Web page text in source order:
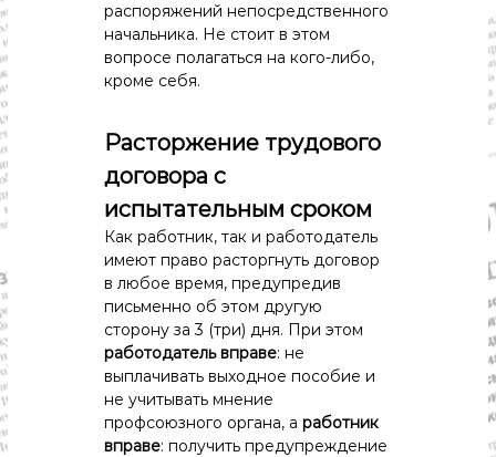
распоряжений непосредственного
начальника. Не стоит в этом
вопросе полагаться на кого-либо,
кроме себя.
Расторжение трудового
договора с
испытательным сроком
Как работник, так и работодатель
имеют право расторгнуть договор
в любое время, предупредив
письменно об этом другую
сторону за 3 (три) дня. При этом
работодатель вправе: не
выплачивать выходное пособие и
не учитывать мнение
профсоюзного органа, аработник
вправе: получить предупреждение